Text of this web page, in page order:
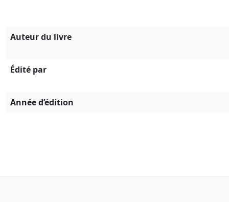
Auteur du livre
Édité par
Année d’édition